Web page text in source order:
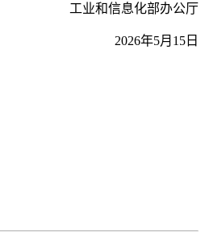
工业和信息化部办公厅
2026年5月15日